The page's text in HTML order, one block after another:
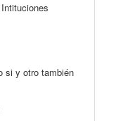
si y otro también